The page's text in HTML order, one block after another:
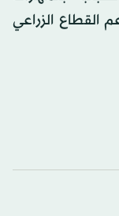
القطاع الزراعي